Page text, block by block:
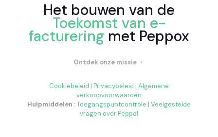
Het bouwen van de
Toekomst van e-
facturering met Peppox
Ontdek onze missie
Cookiebeleid | Privacybeleid | Algemene
verkoopvoorwaarden
Hulpmiddelen :Toegangspuntcontrole | Veelgestelde
vragen over Peppol